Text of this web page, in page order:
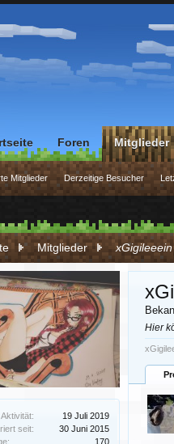
Mitglieder xGigileeein
19 Juli 2019
seit:
30 Juni 2015
170
Hier
Foren Mitglieder
Mitglieder Derzeitige Besucher